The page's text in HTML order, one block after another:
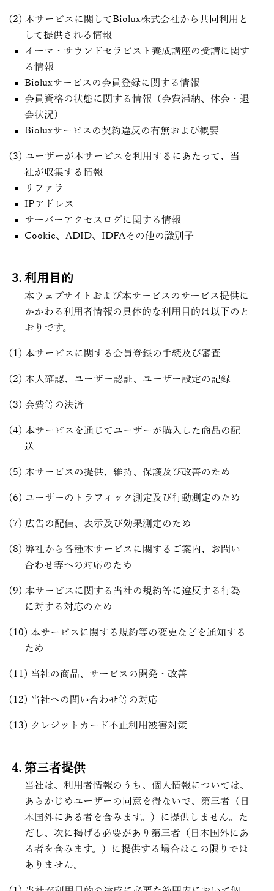
本サービスに関してBiolux株式会社から共同利用と
して提供される情報
イーマ・サウンドセラピスト養成講座の受講に関す
る情報
Bioluxサービスの会員登録に関する情報
会員資格の状態に関する情報（会費滞納、休会・退
会状況）
Bioluxサービスの契約違反の有無および概要
ユーザーが本サービスを利用するにあたって、当
社が収集する情報
リファラ
IPアドレス
サーバーアクセスログに関する情報
Cookie、ADID、IDFAその他の識別子
利用目的
本ウェブサイトおよび本サービスのサービス提供に
かかわる利用者情報の具体的な利用目的は以下のと
おりです。
本サービスに関する会員登録の手続及び審査
本人確認、ユーザー認証、ユーザー設定の記録
会費等の決済
本サービスを通じてユーザーが購入した商品の配
送
本サービスの提供、維持、保護及び改善のため
ユーザーのトラフィック測定及び行動測定のため
広告の配信、表示及び効果測定のため
弊社から各種本サービスに関するご案内、お問い
合わせ等への対応のため
本サービスに関する当社の規約等に違反する行為
に対する対応のため
本サービスに関する規約等の変更などを通知する
ため
当社の商品、サービスの開発・改善
当社への問い合わせ等の対応
クレジットカード不正利用被害対策
第三者提供
当社は、利用者情報のうち、個人情報については、
あらかじめユーザーの同意を得ないで、第三者（日
本国外にある者を含みます。）に提供しません。た
だし、次に掲げる必要があり第三者（日本国外にあ
る者を含みます。）に提供する場合はこの限りでは
ありません。